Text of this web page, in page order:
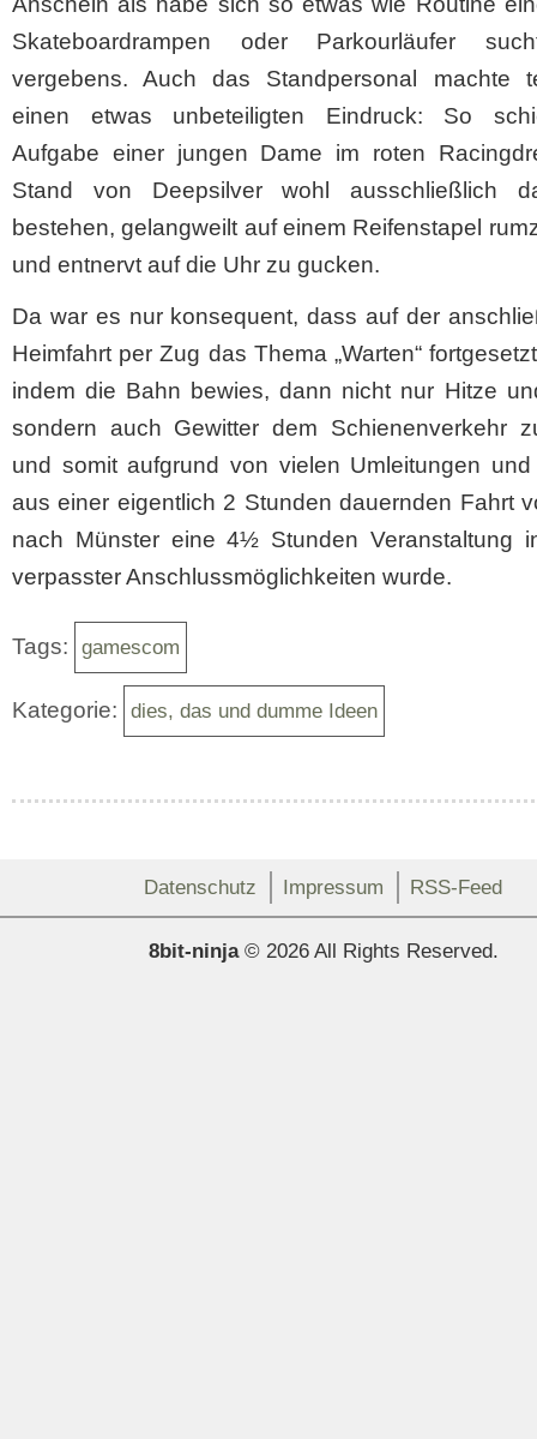
Skateboardrampen oder Parkourläufer
vergebens. Auch das Standpersonal machte
einen etwas unbeteiligten Eindruck: So
Aufgabe einer jungen Dame im roten
Stand von Deepsilver wohl ausschließlich
bestehen, gelangweilt auf einem Reifenstapel
und entnervt auf die Uhr zu gucken.
Da war es nur konsequent, dass auf der
Heimfahrt per Zug das Thema „Warten“
indem die Bahn bewies, dann nicht nur Hitze
sondern auch Gewitter dem Schienenverkehr
und somit aufgrund von vielen Umleitungen
aus einer eigentlich 2 Stunden dauernden Fahrt
nach Münster eine 4½ Stunden Veranstaltung
verpasster Anschlussmöglichkeiten wurde.
Tags: gamescom
Kategorie: dies, das und dumme Ideen
Datenschutz Impressum RSS-Feed
8bit-ninja© 2026 All Rights Reserved.